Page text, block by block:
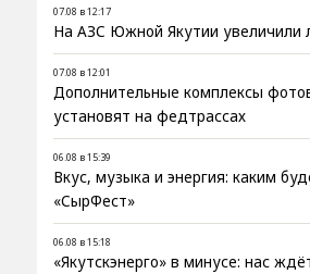
07.08 в 12:17
На АЗС Южной Якутии увеличили
07.08 в 12:01
Дополнительные комплексы
установят на федтрассах
06.08 в 15:39
Вкус, музыка и энергия: каким
«СырФест»
06.08 в 15:18
«Якутскэнерго» в минусе: нас